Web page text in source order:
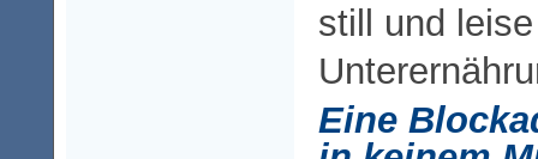
still und
Eine